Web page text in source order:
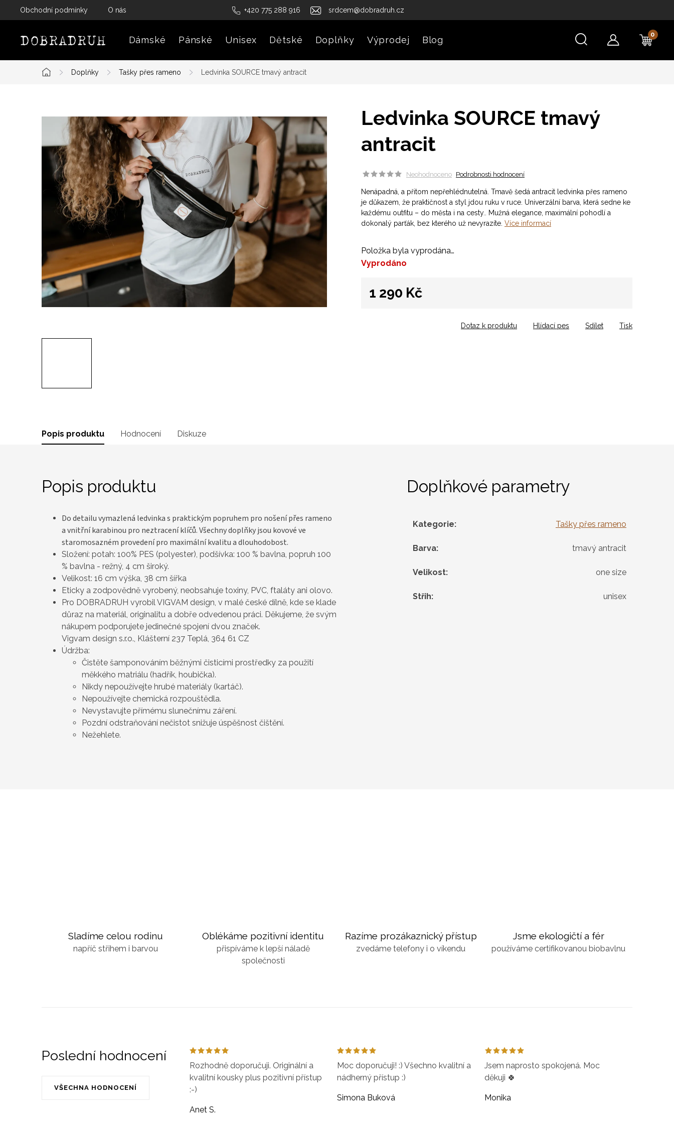
+420 775 288 916 srdcem@dobradruh.cz
Obchodní podmínky O nás
Dámské Pánské Unisex Dětské Doplňky Výprodej Blog
Domů
Doplňky Tašky přes rameno Ledvinka SOURCE tmavý antracit
Ledvinka SOURCE tmavý
antracit
Neohodnoceno Podrobnosti hodnocení
Nenápadná, a přitom nepřehlédnutelná. Tmavě šedá antracit ledvinka přes rameno
je důkazem, že praktičnost a styl jdou ruku v ruce. Univerzální barva, která sedne ke
každému outfitu – do města i na cesty.. Mužná elegance, maximální pohodlí a
dokonalý parťák, bez kterého už nevyrazíte. Více informací
Položka byla vyprodána…
Vyprodáno
1 290 Kč
Tisk
Dotaz k produktu Hlídací pes Sdílet
Popis produktu Hodnocení Diskuze
Popis produktu
Do detailu vymazlená ledvinka s praktickým popruhem pro nošení přes rameno
a vnitřní karabinou pro neztracení klíčů. Všechnydoplňky jsou kovové ve
staromosazném provedení pro maximální kvalitu a dlouhodobost.
Složení: potah: 100% PES (polyester), podšívka: 100 % bavlna, popruh 100
% bavlna - režný, 4 cm široký.
Velikost: 16 cm výška, 38 cm šířka
Eticky a zodpovědně vyrobený, neobsahuje toxiny, PVC, ftaláty ani olovo.
Pro DOBRADRUH vyrobil VIGVAM design, v malé české dílně, kde se klade
důraz na materiál, originalitu a dobře odvedenou práci. Děkujeme, že svým
nákupem podporujete jedinečné spojení dvou značek.
Vigvam design s.r.o., Klášterní 237 Teplá, 364 61 CZ
Údržba:
Čistěte šamponováním běžnými čisticími prostředky za použití
měkkého matriálu (hadřík, houbička).
Nikdy nepoužívejte hrubé materiály (kartáč).
Nepoužívejte chemická rozpouštědla.
Nevystavujte přímému slunečnímu záření.
Pozdní odstraňování nečistot snižuje úspěšnost čištění.
Nežehlete.
Doplňkové parametry
Kategorie: Tašky přes rameno
Barva: tmavý antracit
Velikost: one size
Střih: unisex
Sladíme celou rodinu
napříč střihem i barvou
Oblékáme pozitivní identitu
přispíváme k lepší náladě
společnosti
Razíme prozákaznický přístup
zvedáme telefony i o víkendu
Jsme ekologičtí a fér
používáme certifikovanou biobavlnu
Poslední hodnocení
VŠECHNA HODNOCENÍ
Rozhodně doporučuji. Originální a
kvalitní kousky plus pozitivní přístup
:-)
Anet S.
Moc doporučuji! :) Všechno kvalitní a
nádherný přístup :)
Simona Buková
Jsem naprosto spokojená. Moc
děkuji 🍀
Monika